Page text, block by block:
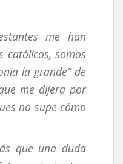
me han
católicos, somos
la grande” de
me dijera por
no supe cómo
que una duda